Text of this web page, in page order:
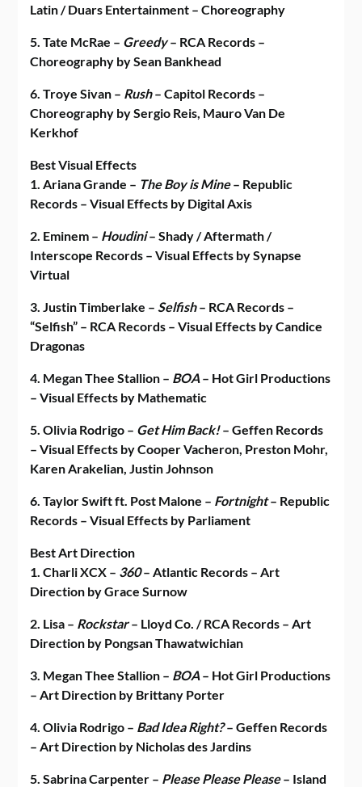
Latin / Duars Entertainment – Choreography
5. Tate McRae – Greedy– RCA Records –
Choreography by Sean Bankhead
6. Troye Sivan – Rush– Capitol Records –
Choreography by Sergio Reis, Mauro Van De
Kerkhof
Best Visual Effects
1. Ariana Grande – The Boy is Mine– Republic
Records – Visual Effects by Digital Axis
2. Eminem – Houdini– Shady / Aftermath /
Interscope Records – Visual Effects by Synapse
Virtual
3. Justin Timberlake – Selfish– RCA Records –
“Selfish” – RCA Records – Visual Effects by Candice
Dragonas
4. Megan Thee Stallion – BOA – Hot Girl Productions
– Visual Effects by Mathematic
5. Olivia Rodrigo – Get Him Back!– Geffen Records
– Visual Effects by Cooper Vacheron, Preston Mohr,
Karen Arakelian, Justin Johnson
6. Taylor Swift ft. Post Malone – Fortnight– Republic
Records – Visual Effects by Parliament
Best Art Direction
1. Charli XCX – 360– Atlantic Records – Art
Direction by Grace Surnow
2. Lisa – Rockstar– Lloyd Co. / RCA Records – Art
Direction by Pongsan Thawatwichian
3. Megan Thee Stallion – BOA – Hot Girl Productions
– Art Direction by Brittany Porter
4. Olivia Rodrigo – Bad Idea Right?– Geffen Records
– Art Direction by Nicholas des Jardins
5. Sabrina Carpenter – Please Please Please– Island